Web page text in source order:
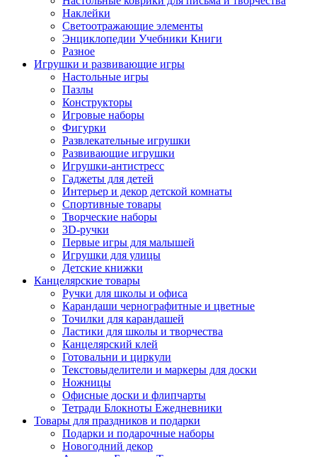
Наклейки
Светоотражающие элементы
Энциклопедии Учебники Книги
Разное
Игрушки и развивающие игры
Настольные игры
Пазлы
Конструкторы
Игровые наборы
Фигурки
Развлекательные игрушки
Развивающие игрушки
Игрушки-антистресс
Гаджеты для детей
Интерьер и декор детской комнаты
Спортивные товары
Творческие наборы
3D-ручки
Первые игры для малышей
Игрушки для улицы
Детские книжки
Канцелярские товары
Ручки для школы и офиса
Карандаши чернографитные и цветные
Точилки для карандашей
Ластики для школы и творчества
Канцелярский клей
Готовальни и циркули
Текстовыделители и маркеры для доски
Ножницы
Офисные доски и флипчарты
Тетради Блокноты Ежедневники
Товары для праздников и подарки
Подарки и подарочные наборы
Новогодний декор